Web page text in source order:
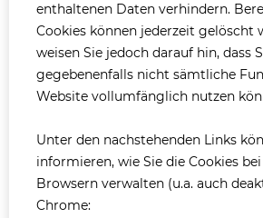
enthaltenen Daten verhindern.
Cookies können jederzeit gelöscht
weisen Sie jedoch darauf hin, dass
gegebenenfalls nicht sämtliche
Website vollumfänglich nutzen
Unter den nachstehenden Links
informieren, wie Sie die Cookies
Browsern verwalten (u.a. auch
Chrome: